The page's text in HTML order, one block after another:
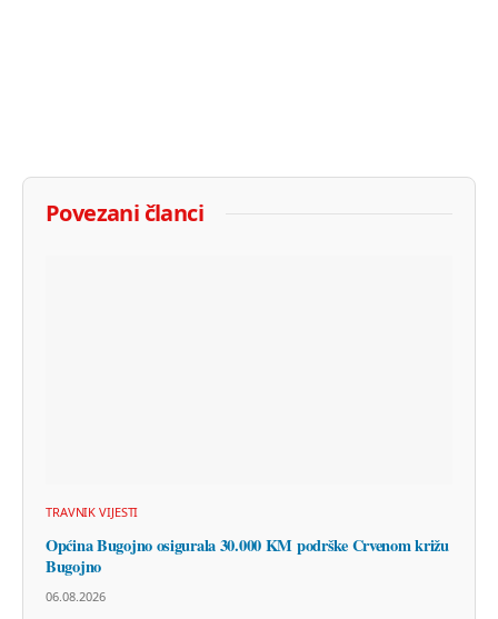
Povezani članci
TRAVNIK VIJESTI
Općina Bugojno osigurala 30.000 KM podrške Crvenom križu
Bugojno
06.08.2026